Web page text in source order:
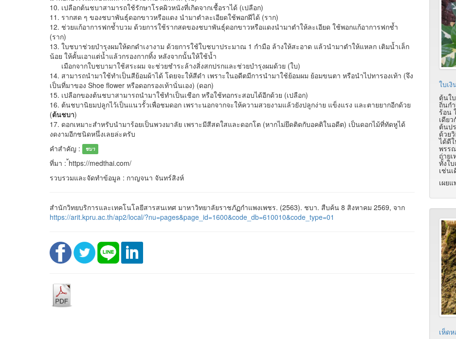
10. เปลือกต้นชบาสามารถใช้รักษาโรคผิวหนังที่เกิดจากเชื้อราได้ (เปลือก)
11. รากสด ๆ ของชบาพันธุ์ดอกขาวหรือแดง นำมาตำละเอียดใช้พอกฝีได้ (ราก)
12. ช่วยแก้อาการฟกช้ำบวม ด้วยการใช้รากสดของชบาพันธุ์ดอกขาวหรือแดงนำมาตำให้ละเอียด ใช้พอกแก้อาการฟกช้ำ
(ราก)
13. ใบชบาช่วยบำรุงผมให้ดกดำเงางาม ด้วยการใช้ใบชบาประมาณ 1 กำมือ ล้างให้สะอาด แล้วนำมาตำให้แหลก เติมน้ำเล็ก
น้อย ให้คั้นเอาแต่น้ำแล้วกรองกากทิ้ง หลังจากนั้นให้ใช้น้ำ
เมือกจากใบชบามาใช้สระผม จะช่วยชำระล้างสิ่งสกปรกและช่วยบำรุงผมด้วย (ใบ)
14. สามารถนำมาใช้ทำเป็นสีย้อมผ้าได้ โดยจะให้สีดำ เพราะในอดีตมีการนำมาใช้ย้อมผม ย้อมขนตา หรือนำไปทารองเท้า (จึง
เป็นที่มาของ Shoe flower หรือดอกรองเท้านั่นเอง) (ดอก)
15. เปลือกของต้นชบาสามารถนำมาใช้ทำเป็นเชือก หรือใช้ทอกระสอบได้อีกด้วย (เปลือก)
16. ต้นชบานิยมปลูกไว้เป็นแนวรั้วเพื่อชมดอก เพราะนอกจากจะให้ความสวยงามแล้วยังปลูกง่าย แข็งแรง และตายยากอีกด้วย
(ต้นชบา)
17. ดอกเหมาะสำหรับนำมาร้อยเป็นพวงมาลัย เพราะมีสีสดใสและดอกโต (หากไม่ยึดติดกับอคติในอดีต) เป็นดอกไม้ที่ทัดหูได้
งดงามอีกชนิดหนึ่งเลยล่ะครับ
คำสำคัญ :
ชบา
ที่มา : ้https://medthai.com/
รวบรวมและจัดทำข้อมูล : กาญจนา จันทร์สิงห์
สำนักวิทยบริการและเทคโนโลยีสารสนเทศ มาหาวิทยาลัยราชภัฏกำแพงเพชร. (2563). ชบา. สืบค้น 8 สิงหาคม 2569, จาก
https://arit.kpru.ac.th/ap2/local/?nu=pages&page_id=1600&code_db=610010&code_type=01
ใบเ
ต้นใ
ถิ่นก
ร้อน
เดีย
ต้นป
ด้วย
ได้ดี
พรร
ถ่าย
ทั้งใ
เช่น
เผย
เห็ด